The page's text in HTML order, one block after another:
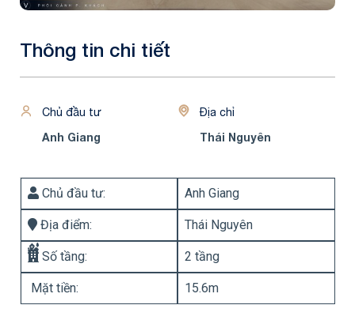
Thông tin chi tiết
Chủ đầu tư
Anh Giang
Địa chỉ
Thái Nguyên
Chủ đầu tư: Anh Giang
Địa điểm: Thái Nguyên
Số tầng: 2 tầng
Mặt tiền: 15.6m